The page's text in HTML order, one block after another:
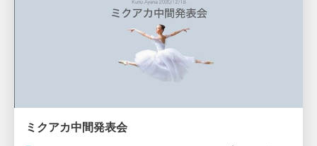
ミクアカ中間発表会